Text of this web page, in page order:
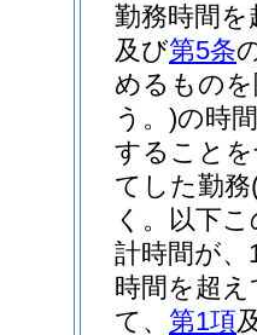
勤務時間
及び第5条
めるもの
う。)の時
すること
てした勤務
く。以下
計時間が
時間を超
て、 第1項